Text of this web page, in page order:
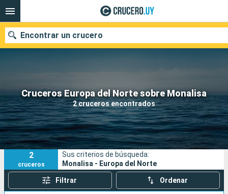
Cruceros Europa del Norte sobre Monalisa
2 cruceros encontrados
Encontrar un crucero
Nuestros destinos
Fecha de salida
Puertos Compañías
Buscar
2
cruceros
Sus criterios de búsqueda:
Monalisa - Europa del Norte
Filtrar Ordenar